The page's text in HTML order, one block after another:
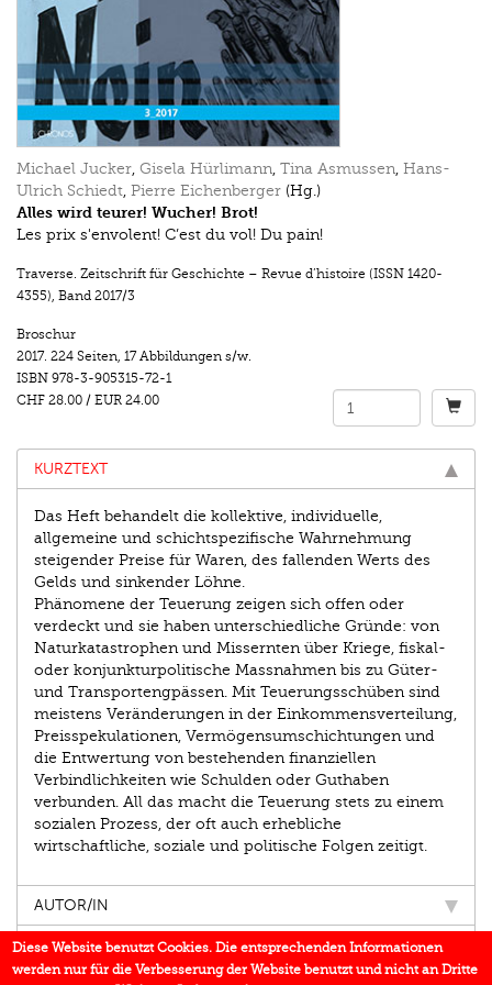
Michael Jucker, Gisela Hürlimann, Tina Asmussen, Hans-
Ulrich Schiedt, Pierre Eichenberger (Hg.)
Alles wird teurer! Wucher! Brot!
Les prix s'envolent! C’est du vol! Du pain!
Traverse. Zeitschrift für Geschichte – Revue d’histoire (ISSN 1420-
4355), Band 2017/3
Broschur
2017. 224 Seiten, 17 Abbildungen s/w.
ISBN 978-3-905315-72-1
CHF 28.00 / EUR 24.00
KURZTEXT
Das Heft behandelt die kollektive, individuelle,
allgemeine und schichtspezifische Wahrnehmung
steigender Preise für Waren, des fallenden Werts des
Gelds und sinkender Löhne.
Phänomene der Teuerung zeigen sich offen oder
verdeckt und sie haben unterschiedliche Gründe: von
Naturkatastrophen und Missernten über Kriege, fiskal-
oder konjunkturpolitische Massnahmen bis zu Güter-
und Transportengpässen. Mit Teuerungsschüben sind
meistens Veränderungen in der Einkommensverteilung,
Preisspekulationen, Vermögensumschichtungen und
die Entwertung von bestehenden finanziellen
Verbindlichkeiten wie Schulden oder Guthaben
verbunden. All das macht die Teuerung stets zu einem
sozialen Prozess, der oft auch erhebliche
wirtschaftliche, soziale und politische Folgen zeitigt.
AUTOR/IN
EINBLICK
Diese Website benutzt Cookies. Die entsprechenden Informationen
werden nur für die Verbesserung der Website benutzt und nicht an Dritte